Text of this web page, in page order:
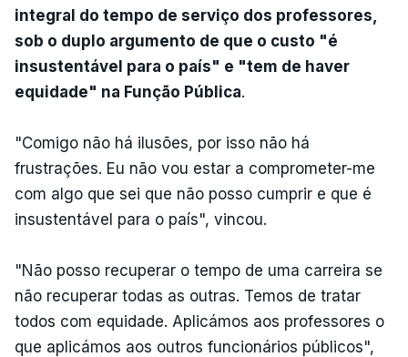
integral do tempo de serviço dos professores,
sob o duplo argumento de que o custo "é
insustentável para o país" e "tem de haver
equidade" na Função Pública.
"Comigo não há ilusões, por isso não há
frustrações. Eu não vou estar a comprometer-me
com algo que sei que não posso cumprir e que é
insustentável para o país", vincou.
"Não posso recuperar o tempo de uma carreira se
não recuperar todas as outras. Temos de tratar
todos com equidade. Aplicámos aos professores o
que aplicámos aos outros funcionários públicos",